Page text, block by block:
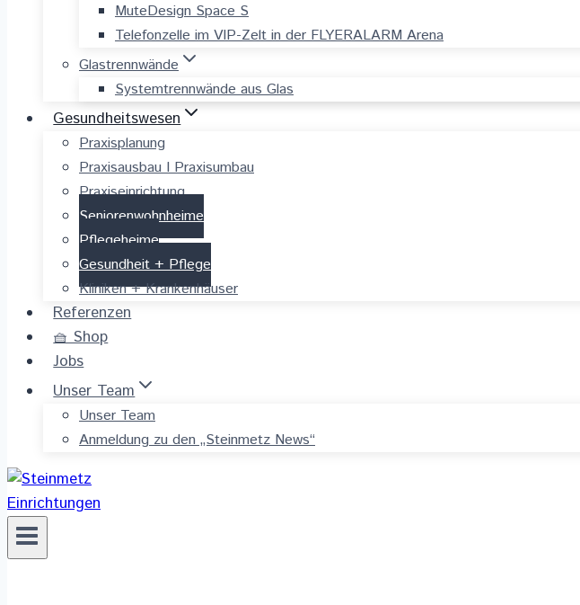
MuteDesign Space S
Telefonzelle im VIP-Zelt in der FLYERALARM Arena
Glastrennwände
Systemtrennwände aus Glas
Gesundheitswesen
Praxisplanung
Praxisausbau I Praxisumbau
Praxiseinrichtung
Seniorenwohnheime
Pflegeheime
Gesundheit + Pflege
Kliniken + Krankenhäuser
Referenzen
🧺 Shop
Jobs
Unser Team
Unser Team
Anmeldung zu den „Steinmetz News“